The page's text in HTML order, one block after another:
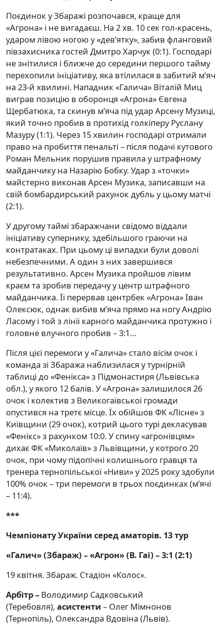
Поєдинок у Збаражі розпочався, краще для
«Агрона» і не вигадаєш. На 2 хв. 10 сек гол-красень,
ударом лівою ногою у «дев’ятку», забив фланговий
півзахисника гостей Дмитро Харчук (0:1). Господарі
не знітилися і ближче до середини першого тайму
перехопили ініціативу, яка втілилася в забитий м’яч
на 23-й хвилині. Нападник «Галича» Віталій Миц
виграв позицію в оборонця «Агрона» Євгена
Щербатюка, та скинув м’яча під удар Арсену Музиці,
який точно пробив в протихід голкіперу Руслану
Мазуру (1:1). Через 15 хвилин господарі отримали
право на пробиття пенальті – після подачі кутового
Роман Мельник порушив правила у штрафному
майданчику на Назарію Бобку. Удар з «точки»
майстерно виконав Арсен Музика, записавши на
свій бомбардирський рахунок дубль у цьому матчі
(2:1).
У другому таймі збаражчани свідомо віддали
ініціативу супернику, здебільшого граючи на
контратаках. При цьому ці випадки були доволі
небезпечними. А один з них завершився
результативно. Арсен Музика пройшов лівим
краєм та зробив передачу у центр штрафного
майданчика. Її перервав центрбек «Агрона» Іван
Олексюк, однак вибив м’яча прямо на ногу Андрію
Ласому і той з лінії карного майданчика протужно і
головне влучного пробив – 3:1…
Після цієї перемоги у «Галича» стало вісім очок і
команда зі Збаража наблизилася у турнірній
таблиці до «Фенікса» з Підмонастиря (Львівська
обл.), у якого 12 балів. У «Агрона» залишилося 26
очок і колектив з Великогаївської громади
опустився на третє місце. Їх обійшов ФК «Лісне» з
Київщини (29 очок), котрий цього турі декласував
«Фенікс» з рахунком 10:0. У спину «агронівцям»
дихає ФК «Миколаїв» з Львівщини, у котрого 20
очок, при чому підопічні колишнього гравця та
тренера тернопільської «Ниви» у 2025 року здобули
100% очок – три перемоги в трьох поєдинках (м’ячі
– 11:4).
***
Чемпіонату України серед аматорів. 13 тур
«Галич» (Збараж) – «Агрон» (В. Гаї) – 3:1 (2:1)
19 квітня. Збараж. Стадіон «Колос».
Арбітр – Володимир Садковський
(Теребовля), асистенти – Олег Мімнонов
(Тернопіль), Олександра Вдовіна (Львів).